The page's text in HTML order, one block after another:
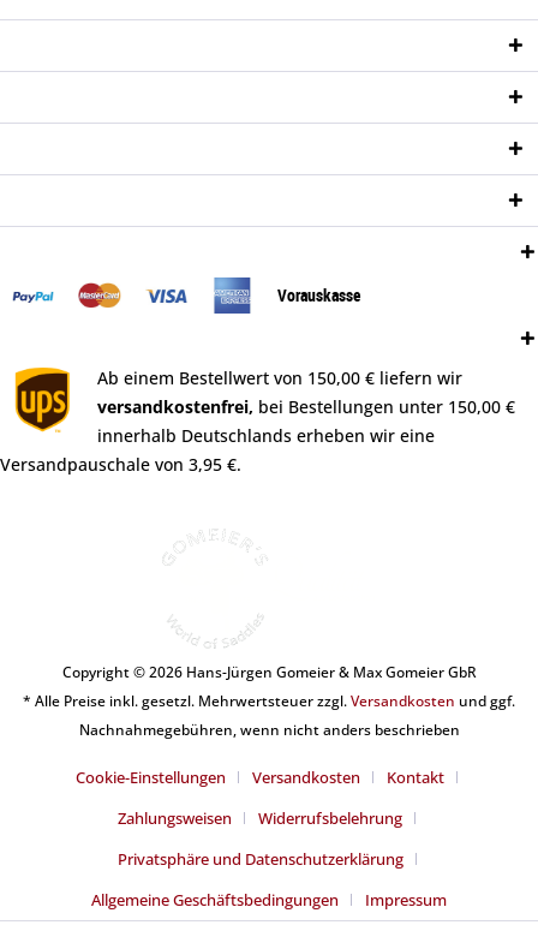
Vorauskasse
Ab einem Bestellwert von 150,00 € liefern wir
versandkostenfrei, bei Bestellungen unter 150,00 €
innerhalb Deutschlands erheben wir eine
Versandpauschale von 3,95 €.
Copyright © 2026 Hans-Jürgen Gomeier & Max Gomeier GbR
* Alle Preise inkl. gesetzl. Mehrwertsteuer zzgl.Versandkosten und ggf.
Nachnahmegebühren, wenn nicht anders beschrieben
Cookie-Einstellungen Versandkosten
Kontakt
Zahlungsweisen
Widerrufsbelehrung
Privatsphäre und Datenschutzerklärung
Allgemeine Geschäftsbedingungen
Impressum